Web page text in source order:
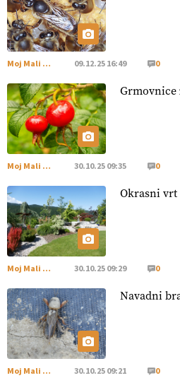
[EKOloško = LOGIČNO
in vlaga.
VEČ
https://t.co/
#CAP https://t.co/dDwsipE645
[EKOloško = LOGIČNO
tal
. VEČ
https://t.co/J7RkeaYpYu
https://t.co/RVG0FzcQN6
[EKOloško = LOGIČNO
prehransko varnost,
https://t.co/K0USFPJ5fJ @EUAgri
https://t.co/vcHhoOixHy
[EKOloško = LOGIČNO
hrane, ampak tudi način njene
https://t.co/bKGeI4ZcNi @EUAgri
https://t.co/2sllAmcKwG
Moj Mali Svet 09.12.25 16:49 0
Grmovnice
Moj Mali Svet 30.10.25 09:35 0
Okrasni vrt
Moj Mali Svet 30.10.25 09:29 0
Navadni
Moj Mali Svet 30.10.25 09:21 0